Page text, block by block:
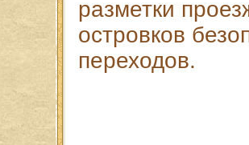
разметки
островков
переходов.